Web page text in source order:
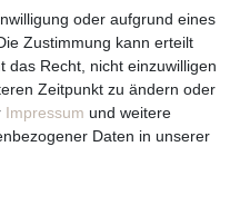
oder aufgrund eines
Zustimmung kann erteilt
das Recht, nicht einzuwilligen
Zeitpunkt zu ändern oder
Impressum und weitere
Daten in unserer